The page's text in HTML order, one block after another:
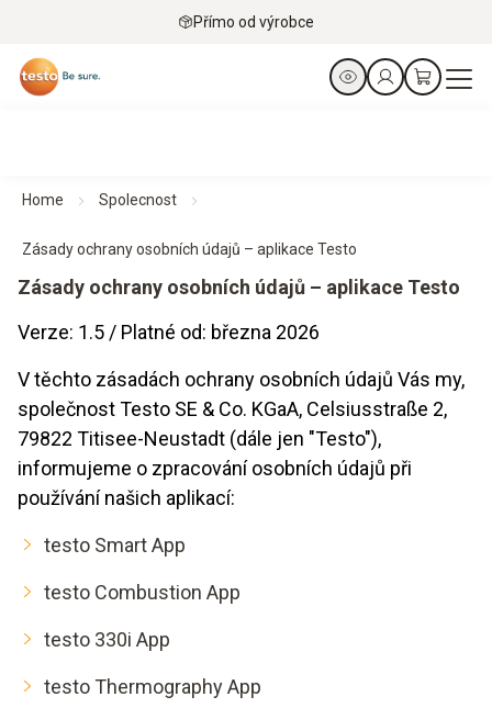
Přímo od výrobce
Home Spolecnost
Zásady ochrany osobních údajů – aplikace Testo
Zásady ochrany osobních údajů – aplikace Testo
Verze: 1.5 / Platné od: března 2026
V těchto zásadách ochrany osobních údajů Vás my,
společnost Testo SE & Co. KGaA, Celsiusstraße 2,
79822 Titisee-Neustadt (dále jen "Testo"),
informujeme o zpracování osobních údajů při
používání našich aplikací:
testo Smart App
testo Combustion App
testo 330i App
testo Thermography App